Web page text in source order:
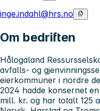
inge.indahl@hrs.no
Om bedriften
Hålogaland
avfalls- og
eierkommuner i nordre
2024 hadde konsernet
mill. kr. og har totalt 125